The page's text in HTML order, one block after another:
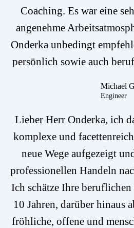
Coaching. Es war eine
angenehme
Onderka unbedingt
persönlich sowie auch
Michael
Engineer
Lieber Herr Onderka, ich
komplexe und
neue Wege aufgezeigt
professionellen Handeln
Ich schätze Ihre
10 Jahren, darüber hinaus
fröhliche, offene und